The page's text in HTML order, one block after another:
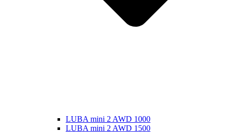
LUBA mini 2 AWD 1000
LUBA mini 2 AWD 1500